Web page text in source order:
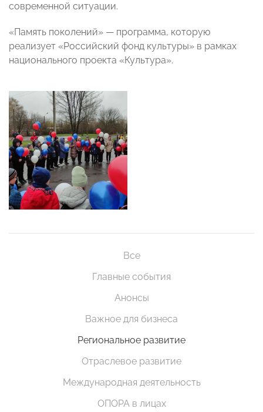
современной ситуации.
«Память поколений» — программа, которую
реализует «Российский фонд культуры» в рамках
национального проекта «Культура».
Все
Главные события
Анонсы
Важное для бизнеса
Региональное развитие
Отраслевое развитие
Международная деятельность
ОПОРА в лицах